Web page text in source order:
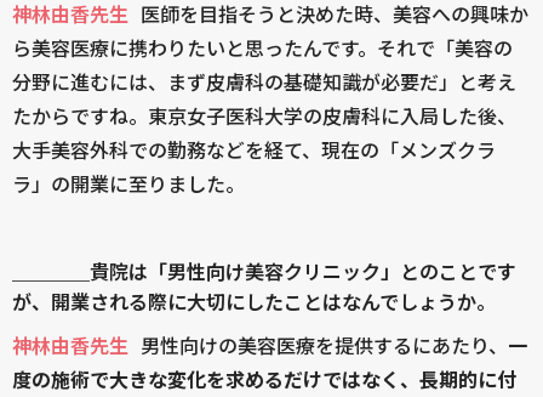
神林由香先生
医師を目指そうと決めた時、美容への興味か
ら美容医療に携わりたいと思ったんです。それで「美容の
分野に進むには、まず皮膚科の基礎知識が必要だ」と考え
たからですね。東京女子医科大学の皮膚科に入局した後、
大手美容外科での勤務などを経て、現在の「メンズクラ
ラ」の開業に至りました。
＿＿＿＿貴院は「男性向け美容クリニック」とのことです
が、開業される際に大切にしたことはなんでしょうか。
神林由香先生
男性向けの美容医療を提供するにあたり、 一
度の施術で大きな変化を求めるだけではなく、長期的に付